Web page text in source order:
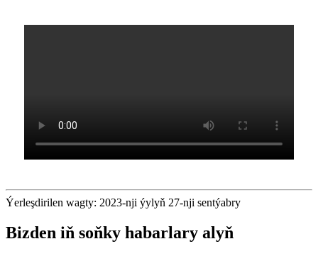
Ýerleşdirilen wagty: 2023-nji ýylyň 27-nji sentýabry
Bizden iň soňky habarlary alyň